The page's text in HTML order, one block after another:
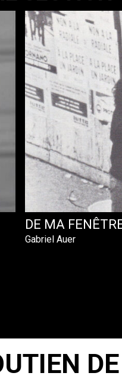
DE MA
Gabriel Auer
DE